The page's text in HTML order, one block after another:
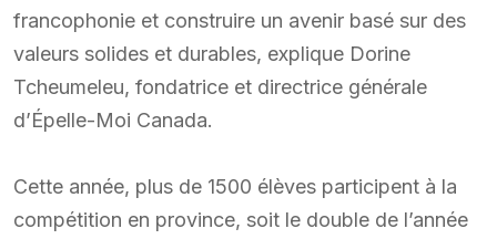
francophonie et construire un avenir basé sur des
valeurs solides et durables, explique Dorine
Tcheumeleu, fondatrice et directrice générale
d’Épelle-Moi Canada.
Cette année, plus de 1500 élèves participent à la
compétition en province, soit le double de l’année